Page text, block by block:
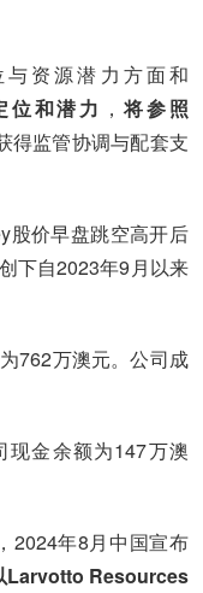
与资源潜力方面和
位和潜力 ，将参照
得监管协调与配套支
股价早盘跳空高开后
下自2023年9月以来
762万澳元。公司成
现金余额为147万澳
2024年8月中国宣布
Larvotto Resources